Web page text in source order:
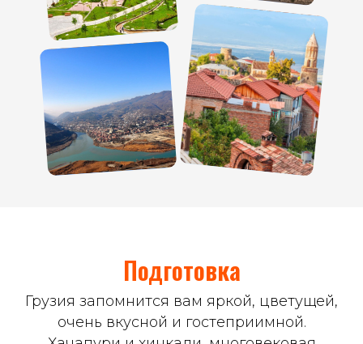
Подготовка
Грузия запомнится вам яркой, цветущей,
очень вкусной и гостеприимной.